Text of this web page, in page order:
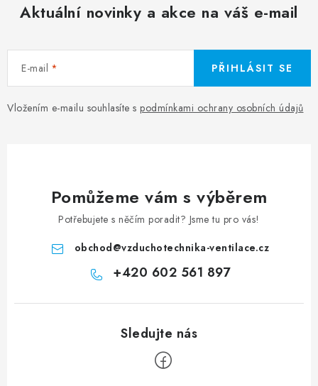
Aktuální novinky a akce na váš e-mail
E-mail
Vložením e-mailu souhlasíte s podmínkami ochrany osobních údajů
PŘIHLÁSIT SE
Pomůžeme vám s výběrem
Potřebujete s něčím poradit? Jsme tu pro vás!
obchod@vzduchotechnika-ventilace.cz
+420 602 561 897